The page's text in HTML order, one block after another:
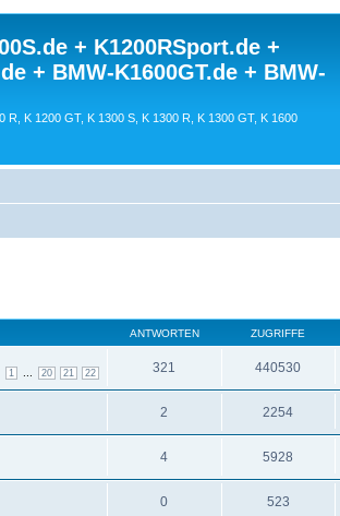
+ K1200RSport.de +
+ BMW-K1600GT.de + BMW-
R, K 1200 GT, K 1300 S, K 1300 R, K 1300 GT, K 1600
ANTWORTEN ZUGRIFFE
1 20 21 22 321 440530
2 2254
4 5928
0 523